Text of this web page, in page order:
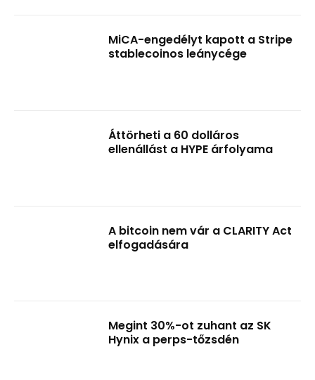
MiCA-engedélyt kapott a Stripe
stablecoinos leánycége
Áttörheti a 60 dolláros
ellenállást a HYPE árfolyama
A bitcoin nem vár a CLARITY Act
elfogadására
Megint 30%-ot zuhant az SK
Hynix a perps-tőzsdén